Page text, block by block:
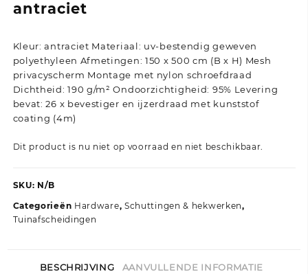
antraciet
Kleur: antraciet Materiaal: uv-bestendig geweven
polyethyleen Afmetingen: 150 x 500 cm (B x H) Mesh
privacyscherm Montage met nylon schroefdraad
Dichtheid: 190 g/m² Ondoorzichtigheid: 95% Levering
bevat: 26 x bevestiger en ijzerdraad met kunststof
coating (4m)
Dit product is nu niet op voorraad en niet beschikbaar.
SKU: N/B
Categorieën Hardware, Schuttingen & hekwerken,
Tuinafscheidingen
BESCHRIJVING AANVULLENDE INFORMATIE